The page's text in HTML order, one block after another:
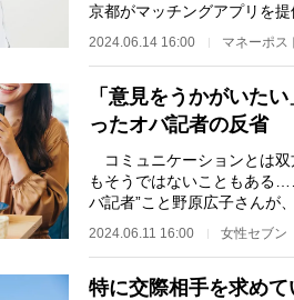
京都がマッチングアプリを
2024.06.14 16:00 マネーポス
「意見をうかがいた
ったオバ記者の反省
コミュニケーションとは双
もそうではないこともある
バ記者”こと野原広子さんが
＊ ＊ ＊ 出し抜…
2024.06.11 16:00 女性セブン
特に交際相手を求め